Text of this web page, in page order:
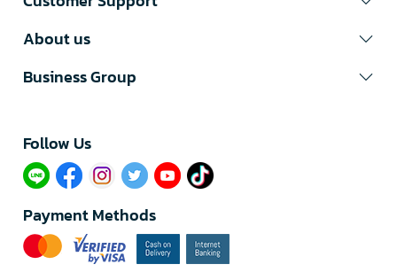
About us
Business Group
Follow Us​
Payment Methods